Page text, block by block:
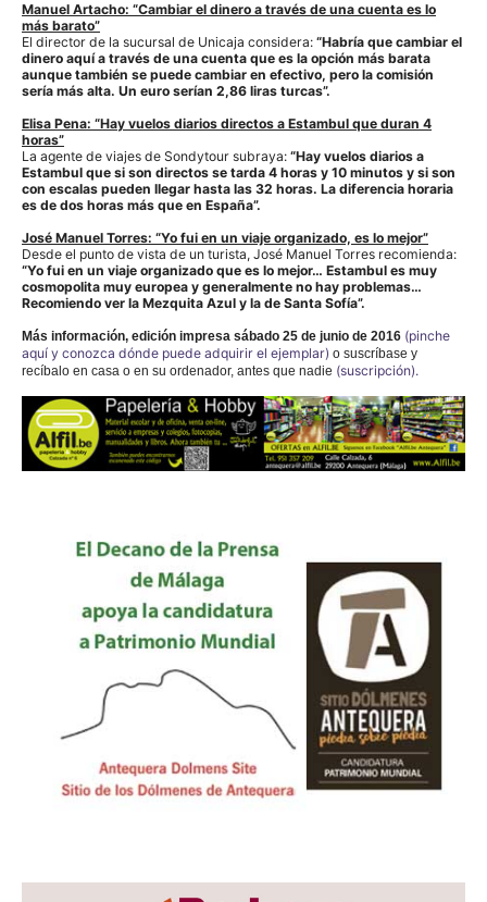
Manuel Artacho: “Cambiar el dinero a través de una cuenta es lo
más barato”
El director de la sucursal de Unicaja considera: “Habría que cambiar el
dinero aquí a través de una cuenta que es la opción más barata
aunque también se puede cambiar en efectivo, pero la comisión
sería más alta. Un euro serían 2,86 liras turcas”.
Elisa Pena: “Hay vuelos diarios directos a Estambul que duran 4
horas”
La agente de viajes de Sondytour subraya: “Hay vuelos diarios a
Estambul que si son directos se tarda 4 horas y 10 minutos y si son
con escalas pueden llegar hasta las 32 horas. La diferencia horaria
es de dos horas más que en España”.
José Manuel Torres: “Yo fui en un viaje organizado, es lo mejor”
Desde el punto de vista de un turista, José Manuel Torres recomienda:
“Yo fui en un viaje organizado que es lo mejor… Estambul es muy
cosmopolita muy europea y generalmente no hay problemas…
Recomiendo ver la Mezquita Azul y la de Santa Sofía”.
Más información, edición impresa sábado 25 de junio de 2016 (pinche
aquí y conozca dónde puede adquirir el ejemplar) o suscríbase y
recíbalo en casa o en su ordenador, antes que nadie (suscripción).